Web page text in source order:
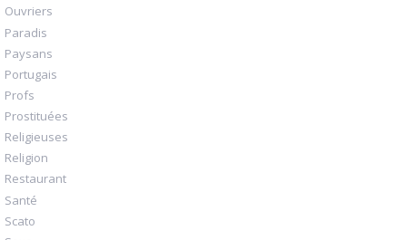
Ouvriers
Paradis
Paysans
Portugais
Profs
Prostituées
Religieuses
Religion
Restaurant
Santé
Scato